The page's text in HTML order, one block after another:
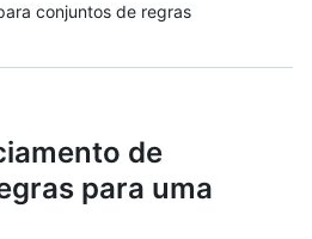
conjuntos de regras
de
para uma